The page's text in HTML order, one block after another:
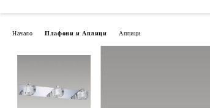
Начало Плафони и Аплици Аплици